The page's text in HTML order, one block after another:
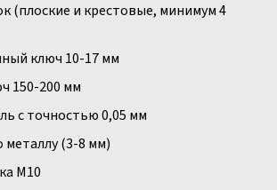
(плоские и крестовые, минимум 4
ключ 10-17 мм
150-200 мм
с точностью 0,05 мм
металлу (3-8 мм)
M10